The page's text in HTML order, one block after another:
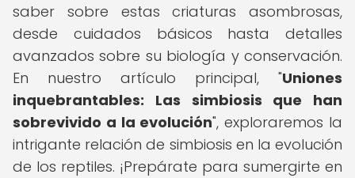
saber sobre estas criaturas asombrosas,
desde cuidados básicos hasta detalles
avanzados sobre su biología y conservación.
En nuestro artículo principal, "Uniones
inquebrantables: Las simbiosis que han
sobrevivido a la evolución", exploraremos la
intrigante relación de simbiosis en la evolución
de los reptiles. ¡Prepárate para sumergirte en